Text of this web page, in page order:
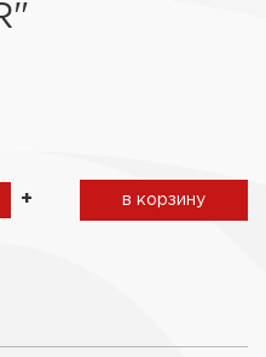
+ в корзину